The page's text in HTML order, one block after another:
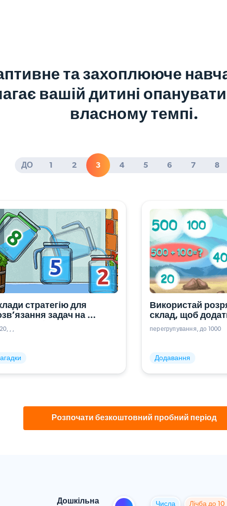
та захоплююче
вашій дитині опанувати
власному темпі.
ДО 1 2 3 4 5 6 7 8
стратегію для
задач на
(три доданки,
Використай
склад, щоб
числа
перегрупування до 1000
Додавання
Розпочати безкоштовний пробний період
Дошкільна
Числа Лічба до 10